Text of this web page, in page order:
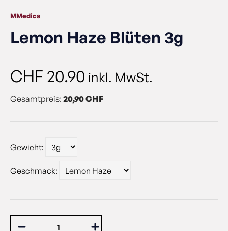
MMedics
Lemon Haze Blüten 3g
CHF 20.90 inkl. MwSt.
Gesamtpreis: 20,90 CHF
Gewicht:
Geschmack: